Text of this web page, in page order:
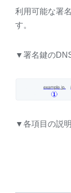
利用可能な署
す。
▼署名鍵の
▼各項目の説明